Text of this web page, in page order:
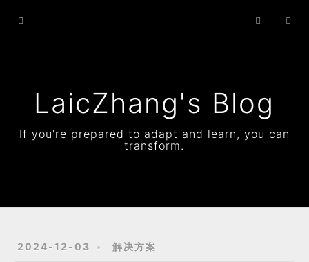
LaicZhang's Blog
If you're prepared to adapt and learn, you can
transform.
2024-12-03 解决方案
Home
Resume